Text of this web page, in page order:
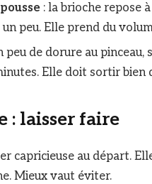
: la brioche repose
peu. Elle prend du
peu de dorure au pinceau,
Elle doit sortir bien
: laisser faire
capricieuse au départ.
Mieux vaut éviter.